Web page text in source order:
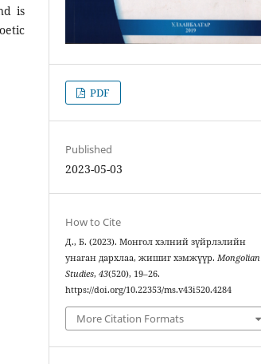
is
PDF
Published
2023-05-03
How to Cite
Д., Б. (2023). Монгол хэлний зүйрлэлийн
унаган дархлаа, жишиг хэмжүүр.Mongolian
Studies,43(520), 19–26.
https://doi.org/10.22353/ms.v43i520.4284
More Citation Formats